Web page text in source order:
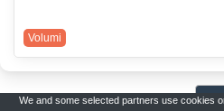
Volumi
We and some selected partners use cookies